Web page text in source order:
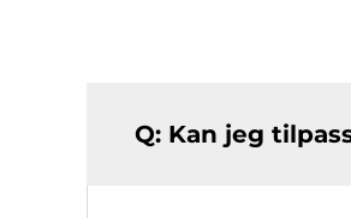
Q: Kan jeg